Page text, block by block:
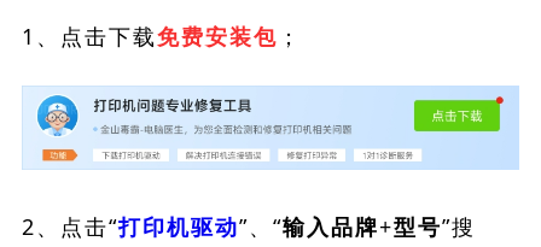
1、点击下载免费安装包 ；
2、点击“打印机驱动”、“输入品牌+型号”搜